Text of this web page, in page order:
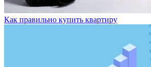
Как правильно купить квартиру